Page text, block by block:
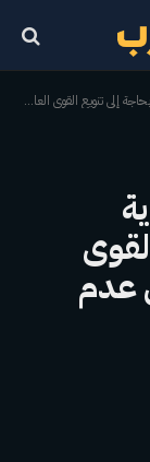
لديها للتخلص من عدم المساواة العرقية
عدم